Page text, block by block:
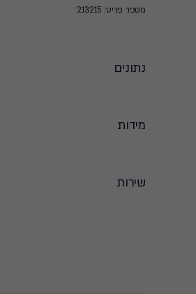
מספר פריט: 213215
נתונים
מידות
שירות